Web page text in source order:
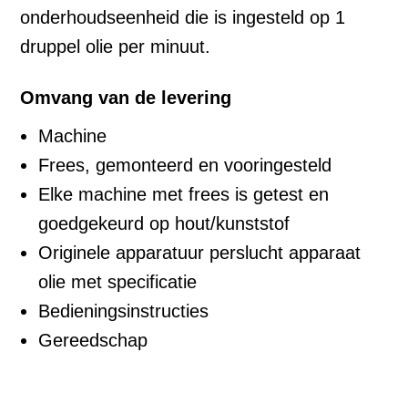
onderhoudseenheid die is ingesteld op 1
druppel olie per minuut.
Omvang van de levering
Machine
Frees, gemonteerd en vooringesteld
Elke machine met frees is getest en
goedgekeurd op hout/kunststof
Originele apparatuur perslucht apparaat
olie met specificatie
Bedieningsinstructies
Gereedschap